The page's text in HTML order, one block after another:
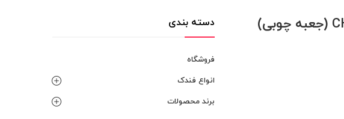
دسته بندی
فروشگاه
انواع فندک
برند محصولات